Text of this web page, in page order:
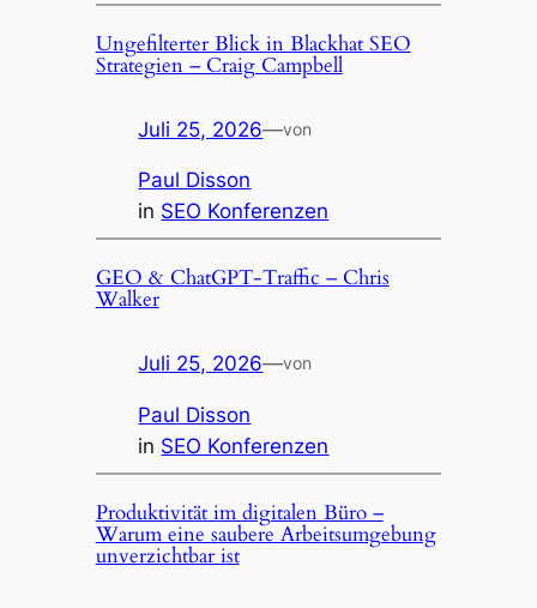
Ungefilterter Blick in Blackhat SEO
Strategien – Craig Campbell
Juli 25, 2026—von
Paul Disson
in SEO Konferenzen
GEO & ChatGPT-Traffic – Chris
Walker
Juli 25, 2026—von
Paul Disson
in SEO Konferenzen
Produktivität im digitalen Büro –
Warum eine saubere Arbeitsumgebung
unverzichtbar ist